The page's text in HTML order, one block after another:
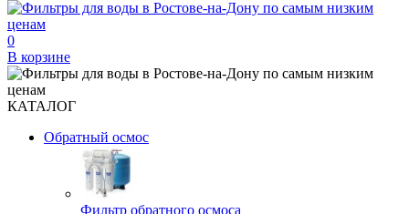
0
В корзине
КАТАЛОГ
Обратный осмос
Фильтр обратного осмоса